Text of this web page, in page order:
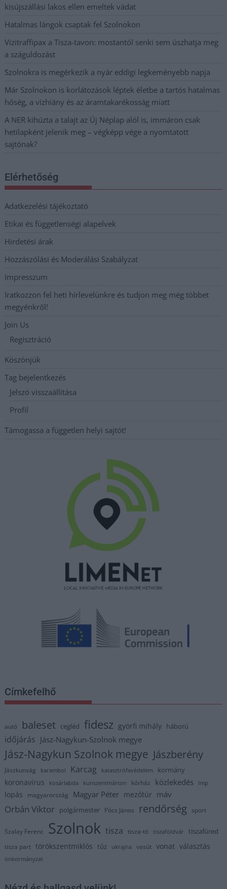
kisújszállási lakos ellen emeltek vádat
Hatalmas lángok csaptak fel Szolnokon
Vízitraffipax a Tisza-tavon: mostantól senki sem úszhatja meg
a száguldozást
Szolnokra is megérkezik a nyár eddigi legkeményebb napja
Már Szolnokon is korlátozások léptek életbe a tartós hatalmas
hőség, a vízhiány és az áramtakarékosság miatt
A NER kihúzta a talajt az Új Néplap alól is, immáron csak
hetilapként jelenik meg – végképp vége a nyomtatott
sajtónak?
Elérhetőség
Adatkezelési tájékoztató
Etikai és függetlenségi alapelvek
Hirdetési árak
Hozzászólási és Moderálási Szabályzat
Impresszum
Iratkozzon fel heti hírlevelünkre és tudjon meg még többet
megyénkről!
Join Us
Regisztráció
Köszönjük
Tag bejelentkezés
Jelszó visszaállítása
Profil
Támogassa a független helyi sajtót!
Címkefelhő
autó baleset cegléd fidesz györfi mihály háború
időjárás Jász-Nagykun-Szolnok megye
Jász-Nagykun Szolnok megye Jászberény
Jászkunság karambol Karcag katasztrófavédelem kormány
koronavírus kosárlabda kunszentmárton kórház közlekedés lmp
lopás magyarország Magyar Péter mezőtúr máv
Orbán Viktor polgármester Pócs János rendőrség sport
Szalay Ferenc Szolnok tisza tisza-tó tiszaföldvár tiszafüred
tisza part törökszentmiklós tűz ukrajna vasút vonat választás
önkormányzat